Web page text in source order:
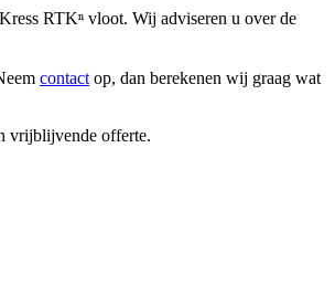
RTKⁿ vloot. Wij adviseren u over de
contact op, dan berekenen wij graag wat
vrijblijvende offerte.